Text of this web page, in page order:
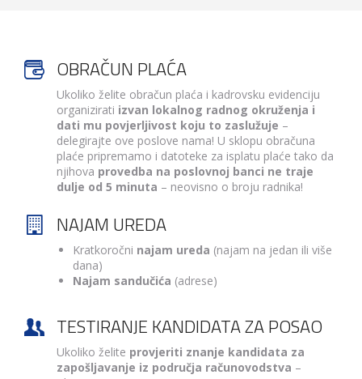
OBRAČUN PLAĆA
Ukoliko želite obračun plaća i kadrovsku evidenciju
organizirati izvan lokalnog radnog okruženja i
dati mu povjerljivost koju to zaslužuje –
delegirajte ove poslove nama! U sklopu obračuna
plaće pripremamo i datoteke za isplatu plaće tako da
njihova provedba na poslovnoj banci ne traje
dulje od 5 minuta – neovisno o broju radnika!
NAJAM UREDA
Kratkoročni najam ureda (najam na jedan ili više
dana)
Najam sandučića (adrese)
TESTIRANJE KANDIDATA ZA POSAO
Ukoliko želite provjeriti znanje kandidata za
zapošljavanje iz područja računovodstva –